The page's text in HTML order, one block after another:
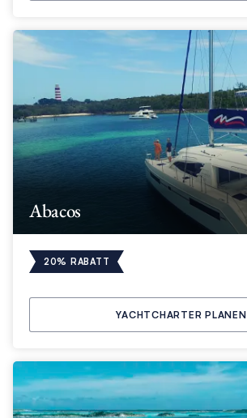
Abacos
20% RABATT
YACHTCHARTER PLANEN